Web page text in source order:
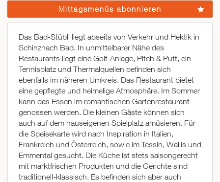
Mittagsmenüs abonnieren
Das Bad-Stübli liegt abseits von Verkehr und Hektik in
Schinznach Bad. In unmittelbarer Nähe des
Restaurants liegt eine Golf-Anlage, Pitch & Putt, ein
Tennisplatz und Thermalquellen befinden sich
ebenfalls im näheren Umkreis. Das Restaurant bietet
eine gepflegte und heimelige Atmosphäre. Im Sommer
kann das Essen im romantischen Gartenrestaurant
genossen werden. Die kleinen Gäste können sich
auch auf dem hauseigenen Spielplatz amüsieren. Für
die Speisekarte wird nach Inspiration in Italien,
Frankreich und Österreich, sowie im Tessin, Wallis und
Emmental gesucht. Die Küche ist stets saisongerecht
mit marktfrischen Produkten und die Gerichte sind
traditionell-klassisch. Es befinden sich aber auch